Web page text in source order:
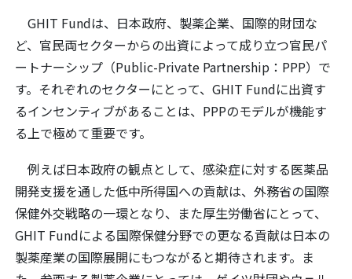
GHIT Fundは、日本政府、製薬企業、国際的財団な
ど、官民両セクターからの出資によって成り立つ官民パ
ートナーシップ（Public-Private Partnership：PPP）で
す。それぞれのセクターにとって、GHIT Fundに出資す
るインセンティブがあることは、PPPのモデルが機能す
る上で極めて重要です。
例えば日本政府の観点として、感染症に対する医薬品
開発支援を通した低中所得国への貢献は、外務省の国際
保健外交戦略の一環となり、また厚生労働省にとって、
GHIT Fundによる国際保健分野での更なる貢献は日本の
製薬産業の国際展開にもつながると期待されます。ま